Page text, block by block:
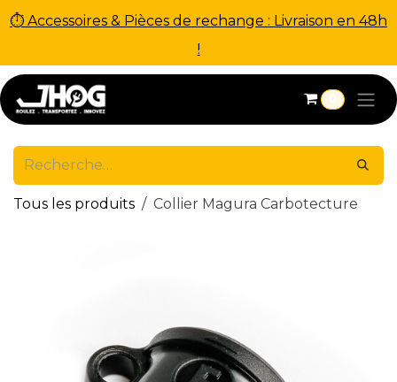
⏱ Accessoires & Pièces de rechange : Livraison en 48h
!
Se rendre au contenu
0
Tous les produits Collier Magura Carbotecture